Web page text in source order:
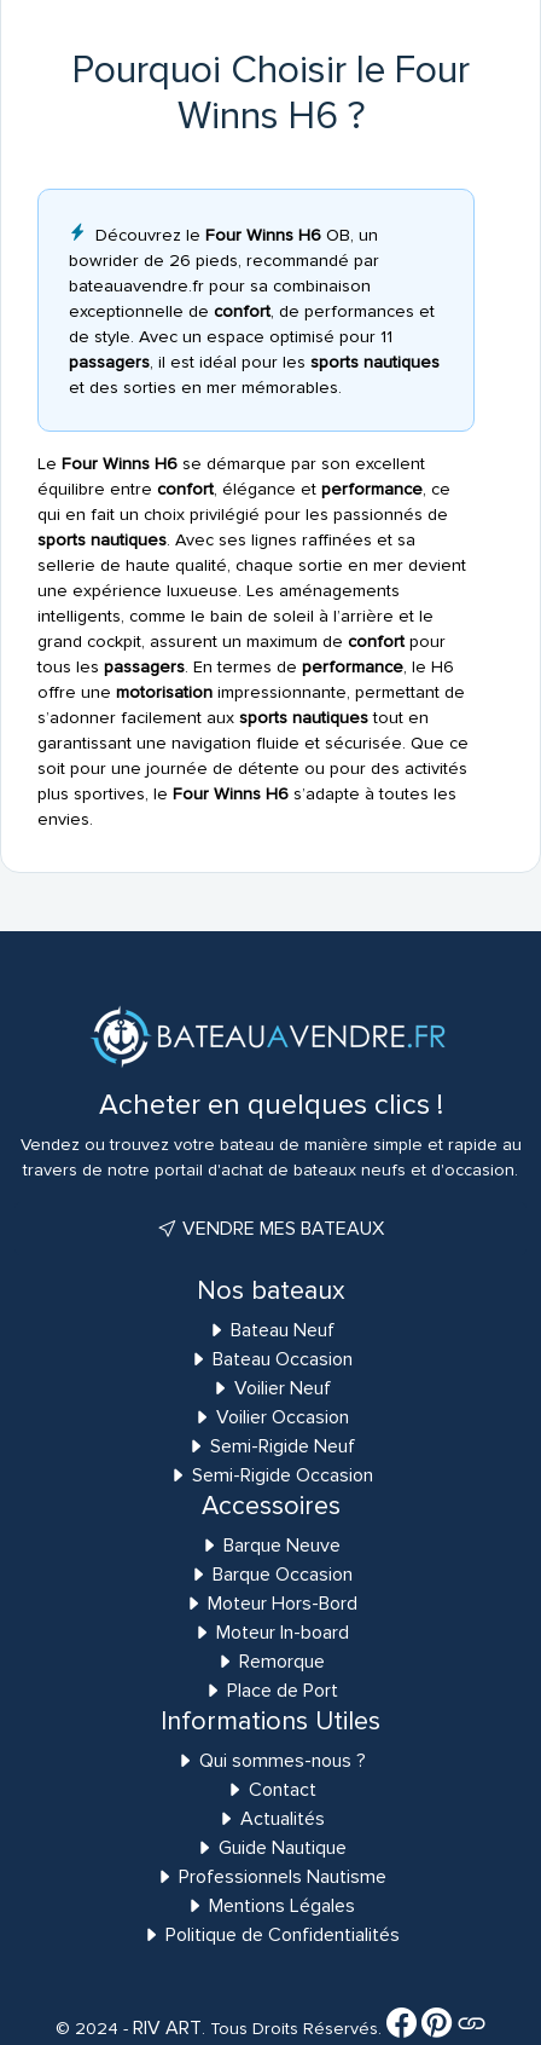
Pourquoi Choisir le Four
Winns H6 ?
Découvrez le Four Winns H6OB, un
bowrider de 26 pieds, recommandé par
bateauavendre.fr pour sa combinaison
exceptionnelle de confort, de performances et
de style. Avec un espace optimisé pour 11
passagers, il est idéal pour les sports nautiques
et des sorties en mer mémorables.
Le Four Winns H6se démarque par son excellent
équilibre entre confort, élégance et performance, ce
qui en fait un choix privilégié pour les passionnés de
sports nautiques. Avec ses lignes raffinées et sa
sellerie de haute qualité, chaque sortie en mer devient
une expérience luxueuse. Les aménagements
intelligents, comme le bain de soleil à l’arrière et le
grand cockpit, assurent un maximum de confortpour
tous les passagers. En termes de performance, le H6
offre une motorisationimpressionnante, permettant de
s’adonner facilement aux sports nautiquestout en
garantissant une navigation fluide et sécurisée. Que ce
soit pour une journée de détente ou pour des activités
plus sportives, le Four Winns H6s’adapte à toutes les
envies.
Acheter en quelques clics !
Vendez ou trouvez votre bateau de manière simple et rapide au
travers de notre portail d'achat de bateaux neufs et d'occasion.
VENDRE MES BATEAUX
Nos bateaux
Bateau Neuf
Bateau Occasion
Voilier Neuf
Voilier Occasion
Semi-Rigide Neuf
Semi-Rigide Occasion
Accessoires
Barque Neuve
Barque Occasion
Moteur Hors-Bord
Moteur In-board
Remorque
Place de Port
Informations Utiles
Qui sommes-nous ?
Contact
Actualités
Guide Nautique
Professionnels Nautisme
Mentions Légales
Politique de Confidentialités
© 2024 -RIV ART. Tous Droits Réservés.